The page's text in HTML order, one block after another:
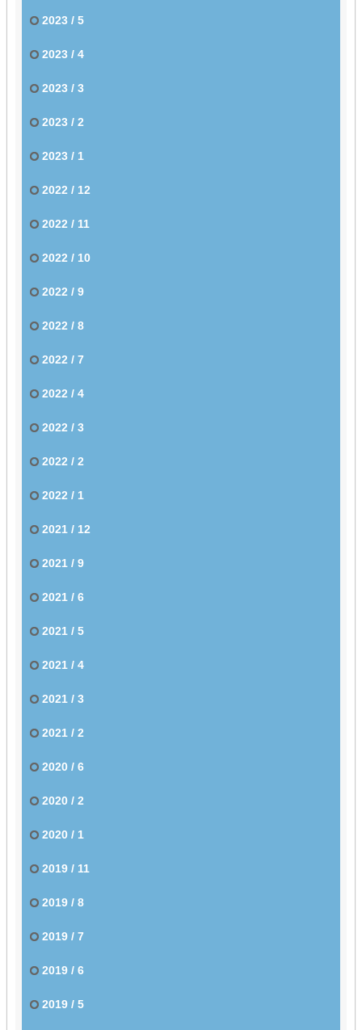
2023 / 5
2023 / 4
2023 / 3
2023 / 2
2023 / 1
2022 / 12
2022 / 11
2022 / 10
2022 / 9
2022 / 8
2022 / 7
2022 / 4
2022 / 3
2022 / 2
2022 / 1
2021 / 12
2021 / 9
2021 / 6
2021 / 5
2021 / 4
2021 / 3
2021 / 2
2020 / 6
2020 / 2
2020 / 1
2019 / 11
2019 / 8
2019 / 7
2019 / 6
2019 / 5